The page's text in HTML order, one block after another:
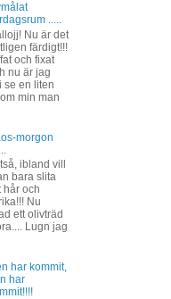
.....
Nu är det
färdigt!!!
och fixat
nu är jag
se en liten
min man
morgon
ibland vill
bara slita
hår och
Nu
ett olivträd
Lugn jag
har kommit,
har